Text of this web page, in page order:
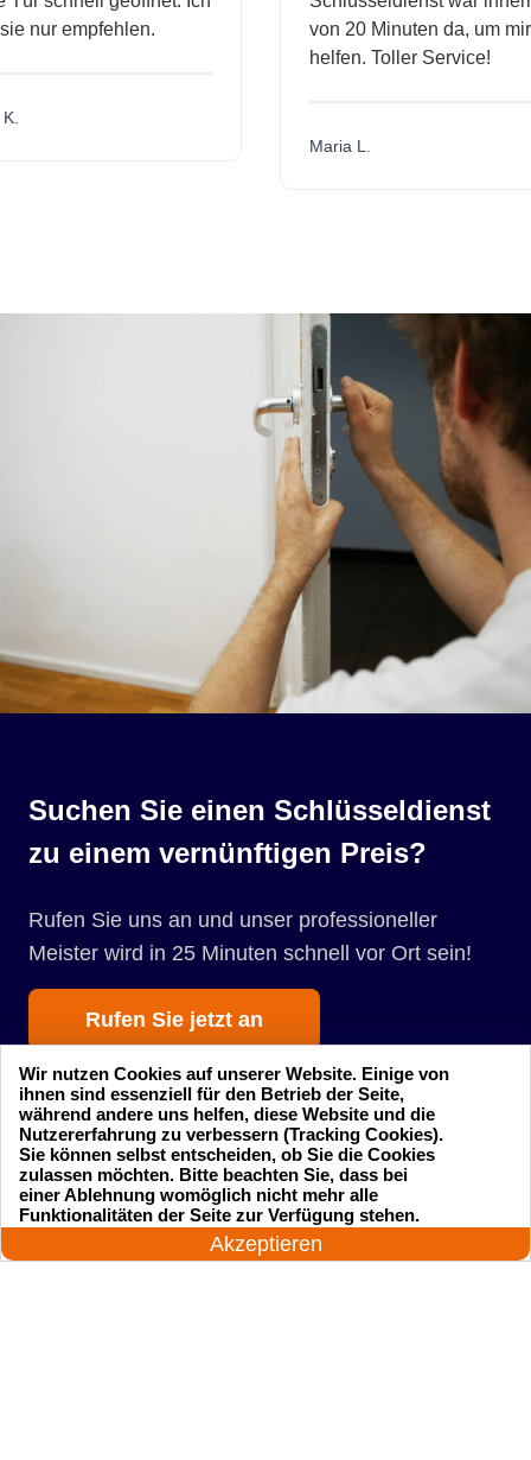
nur empfehlen.
von 20 Minuten da, um mir
helfen. Toller Service!
Maria L.
Suchen Sie einen Schlüsseldienst
zu einem vernünftigen Preis?
Rufen Sie uns an und unser professioneller
Meister wird in 25 Minuten schnell vor Ort sein!
Rufen Sie jetzt an
Startseite Einsatzgebiete
Preise
24 Stunden am Tag
Akzeptieren
Wir nutzen Cookies auf unserer Website. Einige von
ihnen sind essenziell für den Betrieb der Seite,
während andere uns helfen, diese Website und die
Nutzererfahrung zu verbessern (Tracking Cookies).
Sie können selbst entscheiden, ob Sie die Cookies
zulassen möchten. Bitte beachten Sie, dass bei
einer Ablehnung womöglich nicht mehr alle
Funktionalitäten der Seite zur Verfügung stehen.